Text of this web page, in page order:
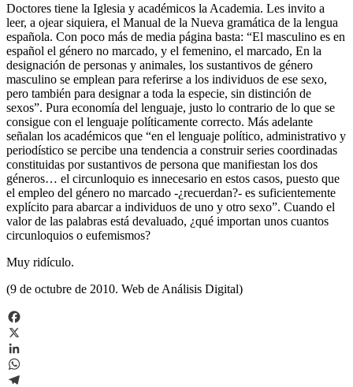
Doctores tiene la Iglesia y académicos la Academia. Les invito a
leer, a ojear siquiera, el Manual de la Nueva gramática de la lengua
española. Con poco más de media página basta: “El masculino es en
español el género no marcado, y el femenino, el marcado, En la
designación de personas y animales, los sustantivos de género
masculino se emplean para referirse a los individuos de ese sexo,
pero también para designar a toda la especie, sin distinción de
sexos”. Pura economía del lenguaje, justo lo contrario de lo que se
consigue con el lenguaje políticamente correcto. Más adelante
señalan los académicos que “en el lenguaje político, administrativo y
periodístico se percibe una tendencia a construir series coordinadas
constituidas por sustantivos de persona que manifiestan los dos
géneros… el circunloquio es innecesario en estos casos, puesto que
el empleo del género no marcado -¿recuerdan?- es suficientemente
explícito para abarcar a individuos de uno y otro sexo”. Cuando el
valor de las palabras está devaluado, ¿qué importan unos cuantos
circunloquios o eufemismos?
Muy ridículo.
(9 de octubre de 2010. Web de Análisis Digital)
Facebook
X
LinkedIn
WhatsApp